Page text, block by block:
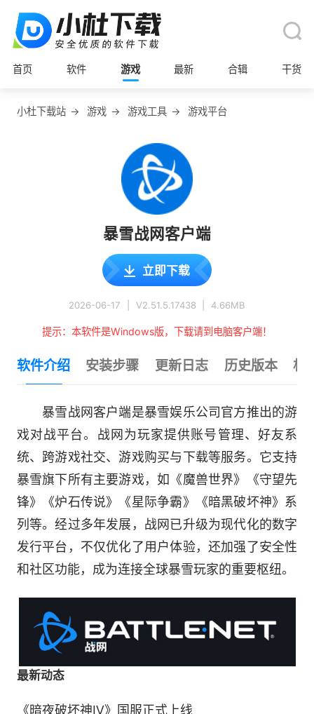
首页 软件 游戏 最新 合辑 干货
小杜下载站 → 游戏 → 游戏工具 → 游戏平台
暴雪战网客户端
立即下载
2026-06-17 V2.51.5.17438 4.66MB
提示：本软件是Windows版，下载请到电脑客户端！
软件介绍 安装步骤 更新日志 历史版本 相
暴雪战网客户端是暴雪娱乐公司官方推出的游
戏对战平台。战网为玩家提供账号管理、好友系
统、跨游戏社交、游戏购买与下载等服务。它支持
暴雪旗下所有主要游戏，如《魔兽世界》《守望先
锋》《炉石传说》《星际争霸》《暗黑破坏神》系
列等。经过多年发展，战网已升级为现代化的数字
发行平台，不仅优化了用户体验，还加强了安全性
和社区功能，成为连接全球暴雪玩家的重要枢纽。
最新动态
《暗夜破坏神Ⅳ》国服正式上线